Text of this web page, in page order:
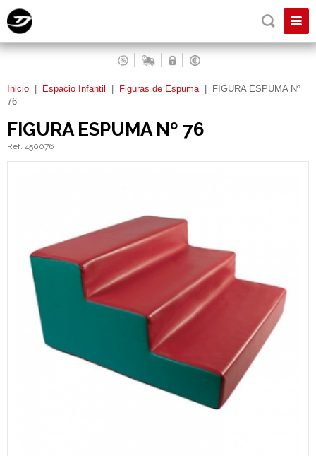
Inicio Espacio Infantil Figuras de Espuma|
FIGURA ESPUMA Nº
76
FIGURA ESPUMA Nº 76
Ref. 450076